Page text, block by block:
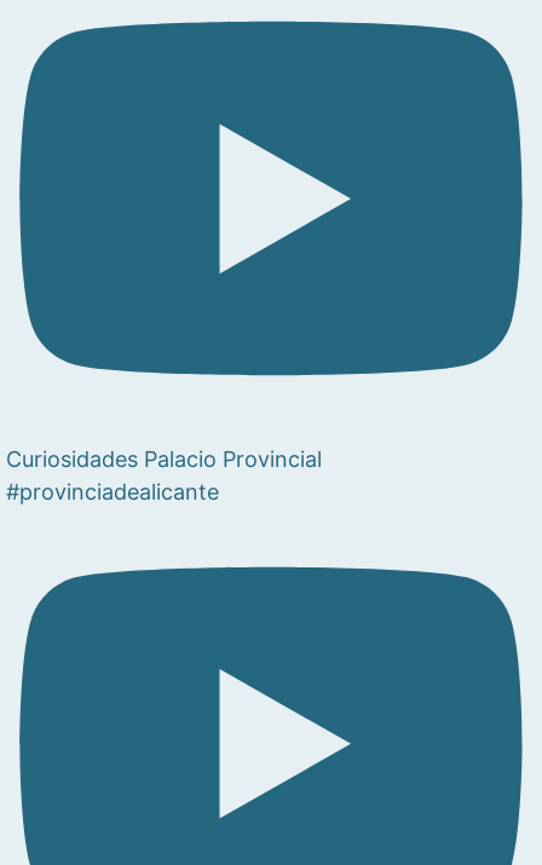
Curiosidades Palacio Provincial
#provinciadealicante